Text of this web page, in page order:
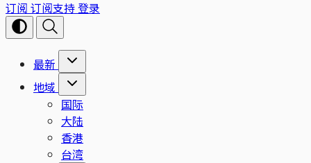
订阅 订阅支持登录
最新
地域
国际
大陆
香港
台湾